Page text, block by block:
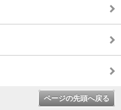
ページの先頭へ戻る